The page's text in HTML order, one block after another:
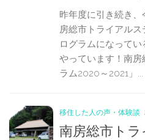
昨年度に引き続き
房総市トライアル
ログラムになって
やっています！南
ラム2020～2021」...
移住した人の声・体験談
南房総市ト